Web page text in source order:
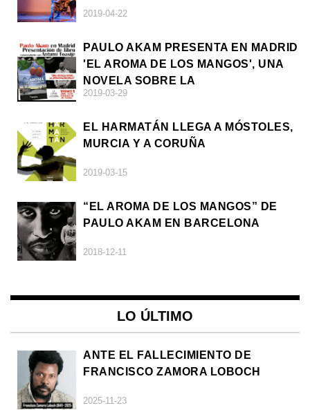
2019-04-22
PAULO AKAM PRESENTA EN MADRID
'EL AROMA DE LOS MANGOS', UNA
NOVELA SOBRE LA
AFRODESCENDENCIA
2019-03-29
EL HARMATÁN LLEGA A MÓSTOLES,
MURCIA Y A CORUÑA
2019-03-15
“EL AROMA DE LOS MANGOS” DE
PAULO AKAM EN BARCELONA
2018-12-11
LO ÚLTIMO
ANTE EL FALLECIMIENTO DE
FRANCISCO ZAMORA LOBOCH
2025-11-23